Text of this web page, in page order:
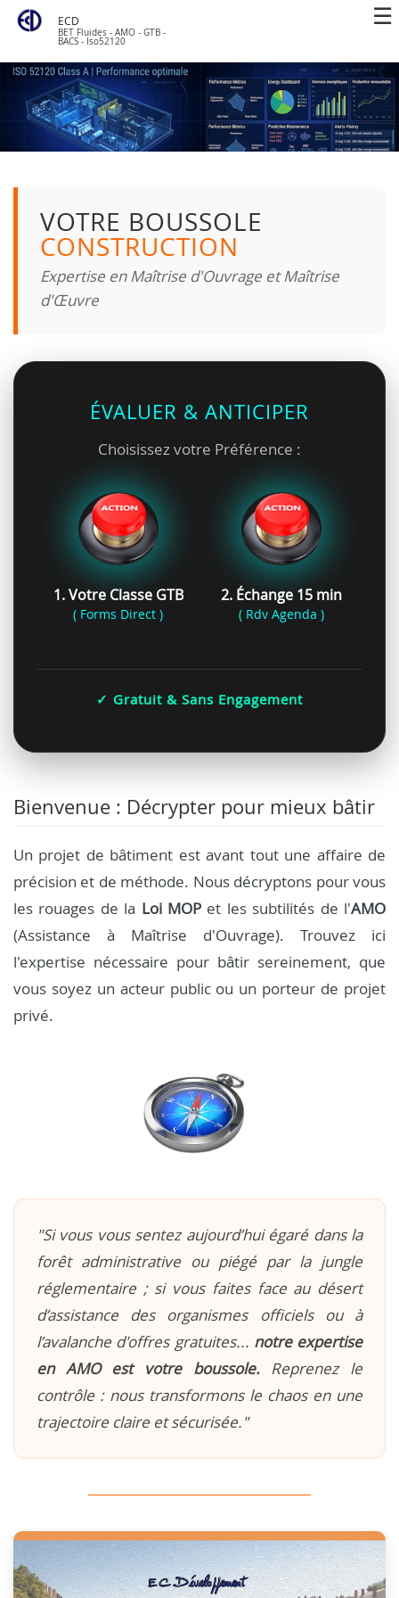
ECD
BET Fluides - AMO - GTB -
BACS - Iso52120
VOTRE BOUSSOLE
CONSTRUCTION
Expertise en Maîtrise d'Ouvrage et Maîtrise
d'Œuvre
ÉVALUER & ANTICIPER
Choisissez votre Préférence :
1. Votre Classe GTB
( Forms Direct )
2. Échange 15 min
( Rdv Agenda )
✓ Gratuit & Sans Engagement
Bienvenue : Décrypter pour mieux bâtir
Un projet de bâtiment est avant tout une affaire de
précision et de méthode. Nous décryptons pour vous
les rouages de la Loi MOP et les subtilités de l'AMO
(Assistance à Maîtrise d'Ouvrage). Trouvez ici
l'expertise nécessaire pour bâtir sereinement, que
vous soyez un acteur public ou un porteur de projet
privé.
"Si vous vous sentez aujourd’hui égaré dans la
forêt administrative ou piégé par la jungle
réglementaire ; si vous faites face au désert
d’assistance des organismes officiels ou à
l’avalanche d'offres gratuites... notre expertise
en AMO est votre boussole.Reprenez le
contrôle : nous transformons le chaos en une
trajectoire claire et sécurisée."